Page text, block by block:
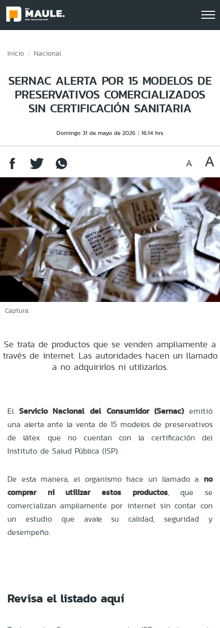
Inicio Nacional
SERNAC ALERTA POR 15 MODELOS DE
PRESERVATIVOS COMERCIALIZADOS
SIN CERTIFICACIÓN SANITARIA
Domingo 31 de mayo de 2026 16:14 hrs
Captura.
Se trata de productos que se venden ampliamente a
través de internet. Las autoridades hacen un llamado
a no adquirirlos ni utilizarlos.
El Servicio Nacional del Consumidor (Sernac)emitió
una alerta ante la venta de 15 modelos de preservativos
de látex que no cuentan con la certificación del
Instituto de Salud Pública (ISP).
De esta manera, el organismo hace un llamado a no
comprar ni utilizar estos productos, que se
comercializan ampliamente por internet sin contar con
un estudio que avale su calidad, seguridad y
desempeño.
Revisa el listado aquí